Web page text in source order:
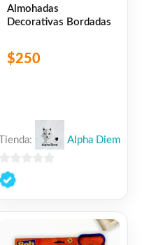
Almohadas
Decorativas Bordadas
$250
Tienda: Alpha Diem
0
de